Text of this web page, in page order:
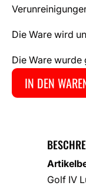
Die Ware wird
Die Ware
IN DEN
Golf IV